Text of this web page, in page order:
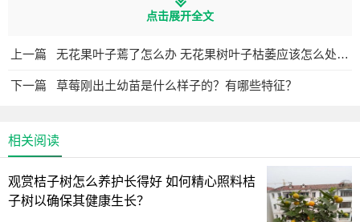
草莓的成熟度对其甜度有很大的影响。完全成熟的草莓通常甜度
以通过观察颜色、闻香味以及轻轻按压果实来判断其成熟度。成
熟的草莓颜色鲜艳，香味浓郁，而且手感有一定的弹性。
度和湿度、良好的土壤条件都有助于草莓积累糖分。如果草莓生
长在光照不足或者温度过高的环境中，可能会导致糖分积累不
足，从而影响甜度。施肥管理
草莓的施肥管理同样会影响其甜度。适量的氮、磷、钾肥可以促
进草莓的生长和糖分积累。但是，如果施肥不当，比如氮肥过
点击展开全文
上一篇 无花果叶子蔫了怎么办 无花果树叶子枯萎应该怎么处理？
下一篇 草莓刚出土幼苗是什么样子的？有哪些特征？
相关阅读
观赏桔子树怎么养护长得好 如何精心照料桔
子树以确保其健康生长？